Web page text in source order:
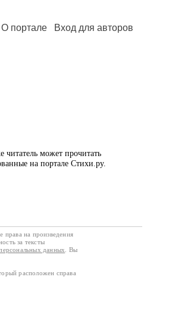
О портале Вход для авторов
читатель может прочитать
на портале Стихи.ру.
права на произведения
за тексты
данных
. Вы
расположен справа